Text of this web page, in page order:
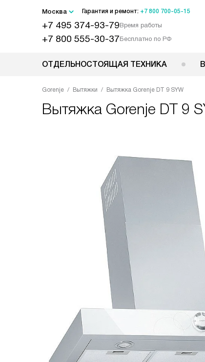
Москва Гарантия и ремонт: +7 800 700-05-15
+7 495 374-93-79Время работы
+7 800 555-30-37Бесплатно по РФ
ОТДЕЛЬНОСТОЯЩАЯ ТЕХНИКА
Gorenje Вытяжки Вытяжка Gorenje DT 9 SYW
Вытяжка Gorenje DT 9